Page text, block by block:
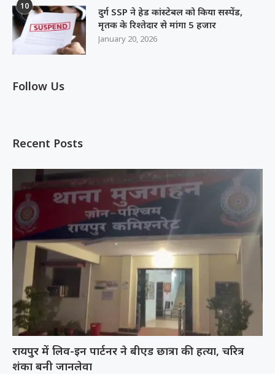
10
दुर्ग SSP ने हेड कांस्टेबल को किया सस्पेंड,
मृतक के रिश्तेदार से मांगा 5 हजार
January 20, 2026
Follow Us
Recent Posts
रायपुर में लिव-इन पार्टनर ने बीएड छात्रा की हत्या, चरित्र
शंका बनी जानलेवा